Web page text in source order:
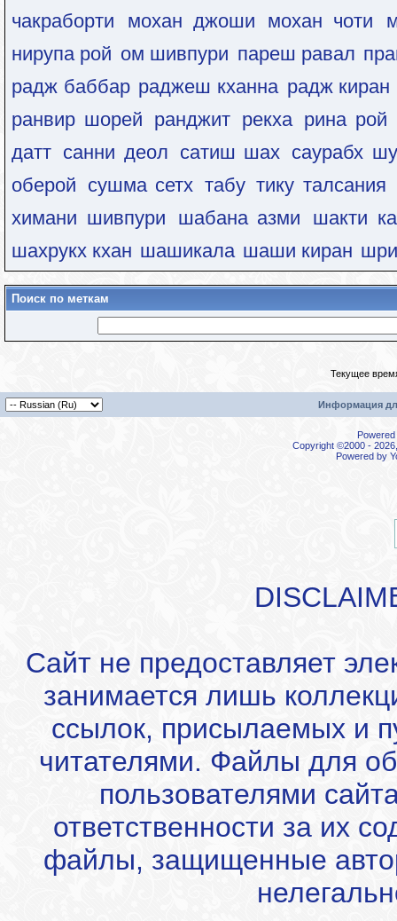
чакраборти
мохан джоши мохан чоти
нирупа рой ом шивпури пареш равал
радж баббар раджеш кханна радж киран
ранвир шорей ранджит рекха рина рой
датт санни деол сатиш шах саурабх
оберой сушма сетх табу тику талсания
химани шивпури
шабана азми
шакти
шахрукх кхан шашикала шаши киран
Поиск по меткам
Текущее
Информация
Copyright ©2000 -
Powered by
Сайт не предоставляет
занимается лишь
ссылок, присылаемых и
читателями. Файлы для
пользователями
ответственности за их
файлы, защищенные